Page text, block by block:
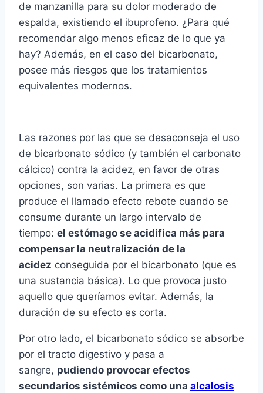
de manzanilla para su dolor moderado de
espalda, existiendo el ibuprofeno. ¿Para qué
recomendar algo menos eficaz de lo que ya
hay? Además, en el caso del bicarbonato,
posee más riesgos que los tratamientos
equivalentes modernos.
Las razones por las que se desaconseja el uso
de bicarbonato sódico (y también el carbonato
cálcico) contra la acidez, en favor de otras
opciones, son varias. La primera es que
produce el llamado efecto rebote cuando se
consume durante un largo intervalo de
tiempo: el estómago se acidifica más para
compensar la neutralización de la
acidez conseguida por el bicarbonato (que es
una sustancia básica). Lo que provoca justo
aquello que querí­amos evitar. Además, la
duración de su efecto es corta.
Por otro lado, el bicarbonato sódico se absorbe
por el tracto digestivo y pasa a
sangre, pudiendo provocar efectos
secundarios sistémicos como una alcalosis